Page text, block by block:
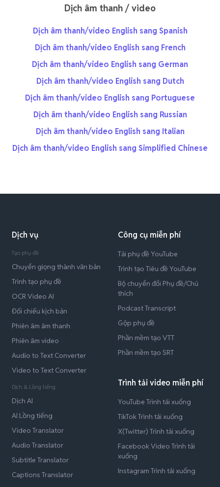
Dịch âm thanh / video
Dịch âm thanh/video English sang Spanish
Dịch âm thanh/video English sang French
Dịch âm thanh/video English sang German
Dịch âm thanh/video English sang Dutch
Dịch âm thanh/video English sang Portuguese
Dịch âm thanh/video English sang Russian
Dịch âm thanh/video English sang Italian
Dịch âm thanh/video English sang Simplified Chinese
Dịch vụ
Tạo phụ đề
Chuyển giọng thành văn bản
Trình tạo phụ đề
OCR Video AI
Đối chiếu kịch bản
Phiên âm âm thanh
Phiên âm video
Audio to Text Converter
Video to Text Converter
Dịch & Lồng tiếng
Dịch AI
AI Lồng tiếng
Video Translator
Audio Translator
Subtitle Translator
Captions Translator
Công cụ miễn phí
Tải phụ đề YouTube
Trình tạo Tiêu đề YouTube
Bộ chuyển đổi Phụ đề/Chú
thích
Podcast Transcript
Gộp phụ đề
Phần mềm tạo VTT
Phần mềm tạo SRT
Trình tải video miễn phí
YouTube Trình tải xuống
TikTok Trình tải xuống
X(Twitter) Trình tải xuống
Facebook Video Trình tải
xuống
Instagram Trình tải xuống